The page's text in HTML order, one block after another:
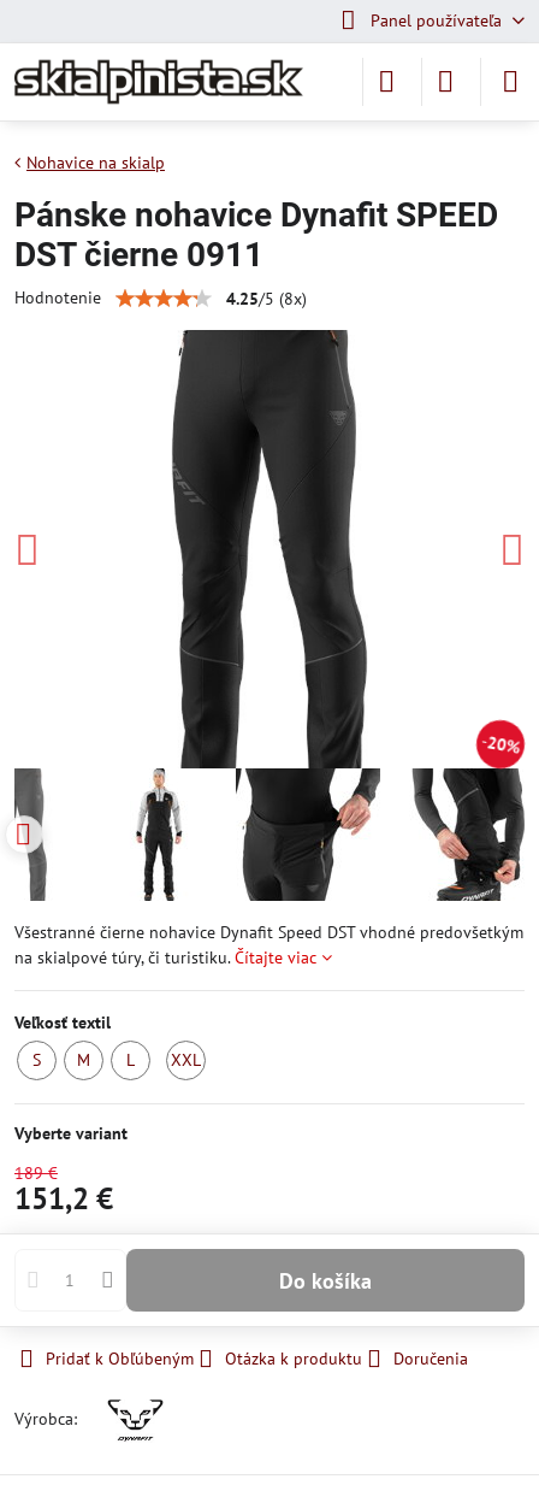
Panel používateľa
20%
Nohavice na skialp
Pánske nohavice Dynafit SPEED
DST čierne 0911
Hodnotenie 4.25/5 (8x)
Všestranné čierne nohavice Dynafit Speed DST vhodné predovšetkým
na skialpové túry, či turistiku.Čítajte viac
Veľkosť textil
S
M
L
XXL
Vyberte variant
189 €
151,2 €
Do košíka
Pridať k Obľúbeným Otázka k produktu Doručenia
Výrobca: